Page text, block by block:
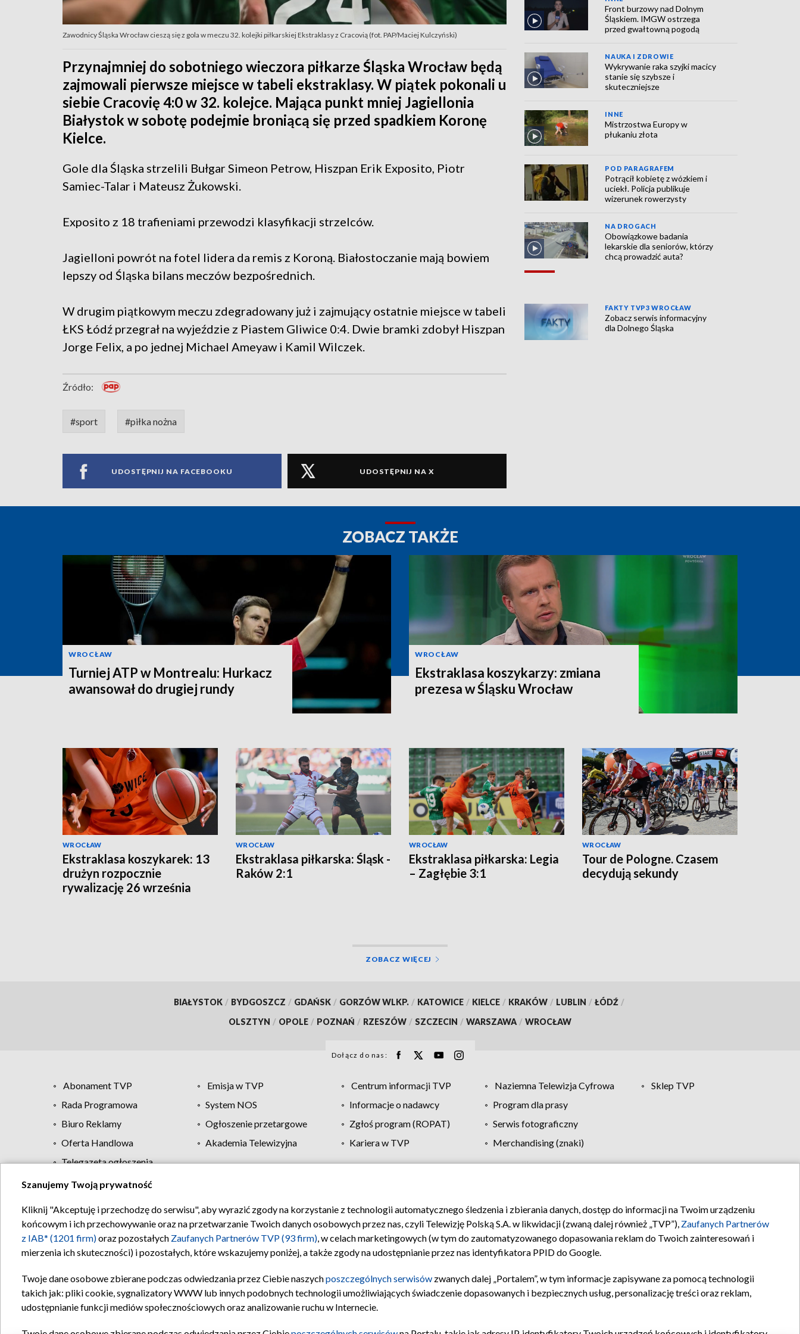
Zawodnicy Śląska Wrocław cieszą się z gola w meczu 32. kolejki piłkarskiej Ekstraklasy z Cracovią (fot. PAP/Maciej Kulczyński)
Przynajmniej do sobotniego wieczora piłkarze Śląska Wrocław będą
zajmowali pierwsze miejsce w tabeli ekstraklasy. W piątek pokonali u
siebie Cracovię 4:0 w 32. kolejce. Mająca punkt mniej Jagiellonia
Białystok w sobotę podejmie broniącą się przed spadkiem Koronę
Kielce.
Gole dla Śląska strzelili Bułgar Simeon Petrow, Hiszpan Erik Exposito, Piotr
Samiec-Talar i Mateusz Żukowski.
Exposito z 18 trafieniami przewodzi klasyfikacji strzelców.
Jagielloni powrót na fotel lidera da remis z Koroną. Białostoczanie mają bowiem
lepszy od Śląska bilans meczów bezpośrednich.
W drugim piątkowym meczu zdegradowany już i zajmujący ostatnie miejsce w tabeli
ŁKS Łódź przegrał na wyjeździe z Piastem Gliwice 0:4. Dwie bramki zdobył Hiszpan
Jorge Felix, a po jednej Michael Ameyaw i Kamil Wilczek.
Źródło:
#sport #piłka nożna
UDOSTĘPNIJ NA FACEBOOKU UDOSTĘPNIJ NA X
Front burzowy nad Dolnym
Śląskiem. IMGW ostrzega
przed gwałtowną pogodą
NAUKA I ZDROWIE
Wykrywanie raka szyjki macicy
stanie się szybsze i
skuteczniejsze
INNE
Mistrzostwa Europy w
płukaniu złota
POD PARAGRAFEM
Potrącił kobietę z wózkiem i
uciekł. Policja publikuje
wizerunek rowerzysty
NA DROGACH
Obowiązkowe badania
lekarskie dla seniorów, którzy
chcą prowadzić auta?
FAKTY TVP3 WROCŁAW
Zobacz serwis informacyjny
dla Dolnego Śląska
ZOBACZ TAKŻE
WROCŁAW
Turniej ATP w Montrealu: Hurkacz
awansował do drugiej rundy
WROCŁAW
Ekstraklasa koszykarzy: zmiana
prezesa w Śląsku Wrocław
WROCŁAW
Ekstraklasa koszykarek: 13
drużyn rozpocznie
rywalizację 26 września
WROCŁAW
Ekstraklasa piłkarska: Śląsk -
Raków 2:1
WROCŁAW
Ekstraklasa piłkarska: Legia
– Zagłębie 3:1
WROCŁAW
Tour de Pologne. Czasem
decydują sekundy
ZOBACZ WIĘCEJ
BIAŁYSTOK / BYDGOSZCZ / GDAŃSK / GORZÓW WLKP. / KATOWICE / KIELCE / KRAKÓW / LUBLIN / ŁÓDŹ /
OLSZTYN / OPOLE / POZNAŃ / RZESZÓW / SZCZECIN / WARSZAWA / WROCŁAW
Dołącz do nas:
Abonament TVP Emisja w TVP Centrum informacji TVP Naziemna Telewizja Cyfrowa
Sklep TVP
Rada Programowa
System NOS Informacje o nadawcy
Program dla prasy
Biuro Reklamy
Ogłoszenie przetargowe Zgłoś program (ROPAT)
Serwis fotograficzny
Oferta Handlowa
Akademia Telewizyjna Kariera w TVP
Merchandising (znaki)
Telegazeta ogłoszenia
Regulamin TVP Polityka prywatności Moje zgody Pomoc Biuro reklamy Kontakt
Szanujemy Twoją prywatność
Kliknij "Akceptuję i przechodzę do serwisu", aby wyrazić zgody na korzystanie z technologii automatycznego śledzenia i zbierania danych, dostęp do informacji na Twoim urządzeniu
końcowym i ich przechowywanie oraz na przetwarzanie Twoich danych osobowych przez nas, czyli Telewizję Polską S.A. w likwidacji (zwaną dalej również „TVP”), Zaufanych Partnerów
z IAB* (1201 firm)oraz pozostałych Zaufanych Partnerów TVP (93 firm), w celach marketingowych (w tym do zautomatyzowanego dopasowania reklam do Twoich zainteresowań i
mierzenia ich skuteczności) i pozostałych, które wskazujemy poniżej, a także zgody na udostępnianie przez nas identyfikatora PPID do Google.
Twoje dane osobowe zbierane podczas odwiedzania przez Ciebie naszychposzczególnych serwisów zwanych dalej „Portalem”, w tym informacje zapisywane za pomocą technologii
takich jak: pliki cookie, sygnalizatory WWW lub innych podobnych technologii umożliwiających świadczenie dopasowanych i bezpiecznych usług, personalizację treści oraz reklam,
udostępnianie funkcji mediów społecznościowych oraz analizowanie ruchu w Internecie.